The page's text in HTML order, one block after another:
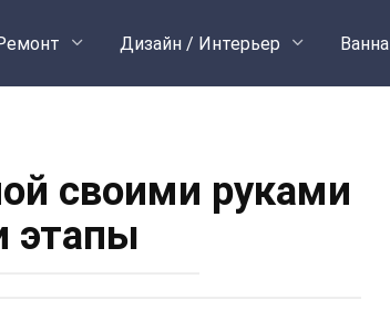
Дизайн / Интерьер Ванна
своими руками
этапы